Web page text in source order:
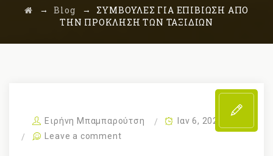
→ Blog → ΣΥΜΒΟΥΛΕΣ ΓΙΑ ΕΠΙΒΙΩΣΗ ΑΠΟ
ΤΗΝ ΠΡΟΚΛΗΣΗ ΤΩΝ ΤΑΞΙΔΙΩΝ
Ειρήνη Μπαμπαρούτση
Ιαν 6, 2022
Leave a comment